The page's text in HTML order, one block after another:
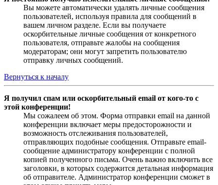
Вы можете автоматически удалять личные сообщения
пользователей, используя правила для сообщений в
вашем личном разделе. Если вы получаете
оскорбительные личные сообщения от конкретного
пользователя, отправьте жалобы на сообщения
модераторам; они могут запретить пользователю
отправку личных сообщений.
Вернуться к началу
Я получил спам или оскорбительный email от кого-то с
этой конференции!
Мы сожалеем об этом. Форма отправки email на данной
конференции включает меры предосторожности и
возможность отслеживания пользователей,
отправляющих подобные сообщения. Отправьте email-
сообщение администратору конференции с полной
копией полученного письма. Очень важно включить все
заголовки, в которых содержится детальная информация
об отправителе. Администратор конференции сможет в